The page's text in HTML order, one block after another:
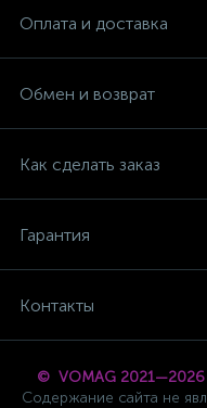
Оплата и доставка
Обмен и возврат
Как сделать заказ
Гарантия
Контакты
© VOMAG 2021—2026
Содержание сайта не